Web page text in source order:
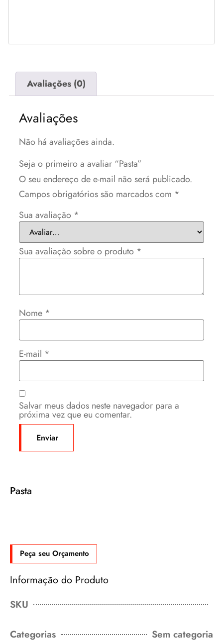
Avaliações (0)
Avaliações
Não há avaliações ainda.
Seja o primeiro a avaliar “Pasta”
O seu endereço de e-mail não será publicado.
Campos obrigatórios são marcados com *
Sua avaliação *
Sua avaliação sobre o produto *
Nome *
E-mail *
Salvar meus dados neste navegador para a
próxima vez que eu comentar.
Pasta
Peça seu Orçamento
Informação do Produto
SKU
Categorias Sem categoria